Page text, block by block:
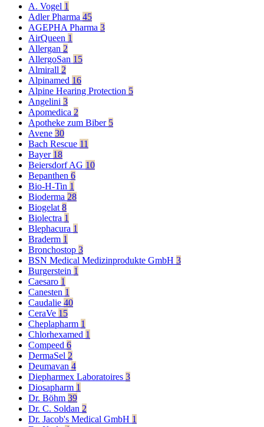
A. Vogel 1
Adler Pharma 45
AGEPHA Pharma 3
AirQueen 1
Allergan 2
AllergoSan 15
Almirall 2
Alpinamed 16
Alpine Hearing Protection 5
Angelini 3
Apomedica 2
Apotheke zum Biber 5
Avene 30
Bach Rescue 11
Bayer 18
Beiersdorf AG 10
Bepanthen 6
Bio-H-Tin 1
Bioderma 28
Biogelat 8
Biolectra 1
Blephacura 1
Braderm 1
Bronchostop 3
BSN Medical Medizinprodukte GmbH 3
Burgerstein 1
Caesaro 1
Canesten 1
Caudalie 40
CeraVe 15
Cheplapharm 1
Chlorhexamed 1
Compeed 6
DermaSel 2
Deumavan 4
Diepharmex Laboratoires 3
Diosapharm 1
Dr. Böhm 39
Dr. C. Soldan 2
Dr. Jacob's Medical GmbH 1